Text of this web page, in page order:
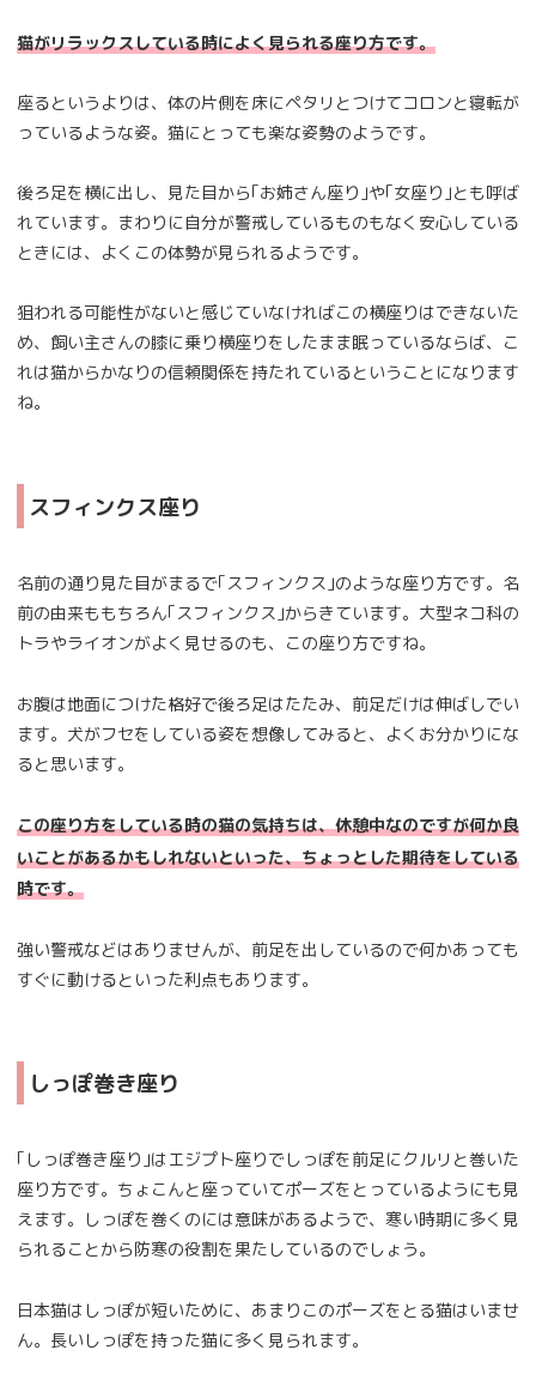
猫がリラックスしている時によく見られる座り方です。
座るというよりは、体の片側を床にペタリとつけてコロンと寝転が
っているような姿。猫にとっても楽な姿勢のようです。
後ろ足を横に出し、見た目から｢お姉さん座り｣や｢女座り｣とも呼ば
れています。まわりに自分が警戒しているものもなく安心している
ときには、よくこの体勢が見られるようです。
狙われる可能性がないと感じていなければこの横座りはできないた
め、飼い主さんの膝に乗り横座りをしたまま眠っているならば、こ
れは猫からかなりの信頼関係を持たれているということになります
ね。
スフィンクス座り
名前の通り見た目がまるで｢スフィンクス｣のような座り方です。名
前の由来ももちろん｢スフィンクス｣からきています。大型ネコ科の
トラやライオンがよく見せるのも、この座り方ですね。
お腹は地面につけた格好で後ろ足はたたみ、前足だけは伸ばしでい
ます。犬がフセをしている姿を想像してみると、よくお分かりにな
ると思います。
この座り方をしている時の猫の気持ちは、休憩中なのですが何か良
いことがあるかもしれないといった、ちょっとした期待をしている
時です。
強い警戒などはありませんが、前足を出しているので何かあっても
すぐに動けるといった利点もあります。
しっぽ巻き座り
｢しっぽ巻き座り｣はエジプト座りでしっぽを前足にクルリと巻いた
座り方です。ちょこんと座っていてポーズをとっているようにも見
えます。しっぽを巻くのには意味があるようで、寒い時期に多く見
られることから防寒の役割を果たしているのでしょう。
日本猫はしっぽが短いために、あまりこのポーズをとる猫はいませ
ん。長いしっぽを持った猫に多く見られます。